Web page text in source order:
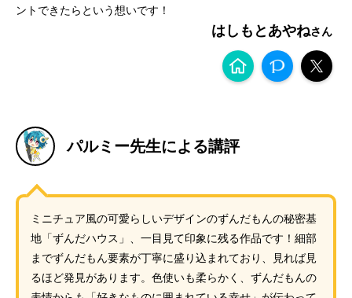
ントできたらという想いです！
はしもとあやね
パルミー先生による講評
ミニチュア風の可愛らしいデザインのずんだもんの秘密基
地「ずんだハウス」、一目見て印象に残る作品です！細部
までずんだもん要素が丁寧に盛り込まれており、見れば見
るほど発見があります。色使いも柔らかく、ずんだもんの